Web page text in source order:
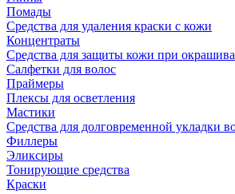
Помады
Средства для удаления краски с кожи
Концентраты
Средства для защиты кожи при
Салфетки для волос
Праймеры
Плексы для осветления
Мастики
Средства для долговременной укладки
Филлеры
Эликсиры
Тонирующие средства
Краски